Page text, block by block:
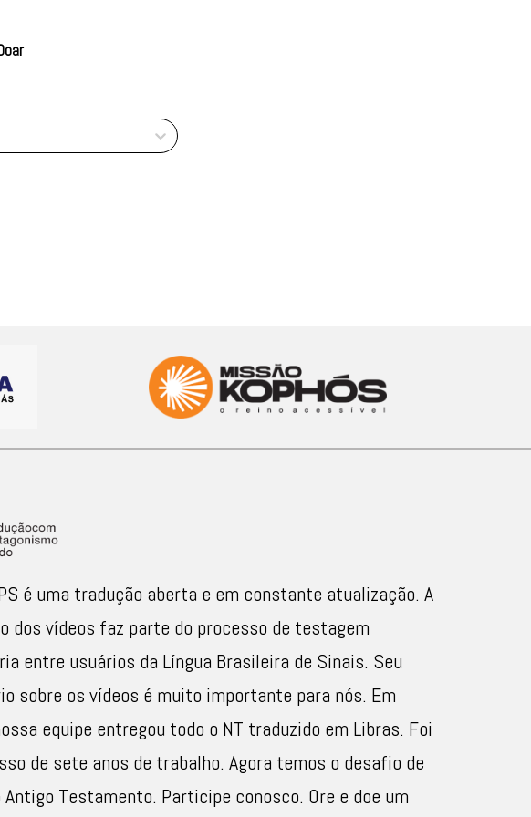
é uma tradução aberta e em constante atualização. A
dos vídeos faz parte do processo de testagem
entre usuários da Língua Brasileira de Sinais. Seu
sobre os vídeos é muito importante para nós. Em
equipe entregou todo o NT traduzido em Libras. Foi
de sete anos de trabalho. Agora temos o desafio de
Testamento. Participe conosco. Ore e doe um